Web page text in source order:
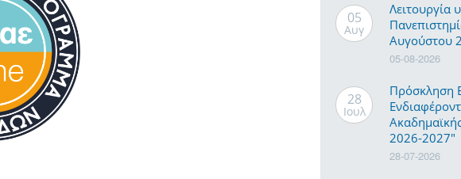
05
Αυγ
Λειτουργία
Αυγούστου
05-08-2026
28
Ιουλ
Πρόσκληση
2026-2027"
28-07-2026